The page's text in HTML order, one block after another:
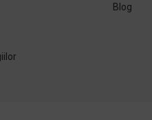
Blog